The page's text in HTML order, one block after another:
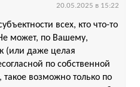
всех, кто что-то
может, по Вашему,
(или даже целая
по собственной
такое возможно только по
20.05.2025 в 15:22